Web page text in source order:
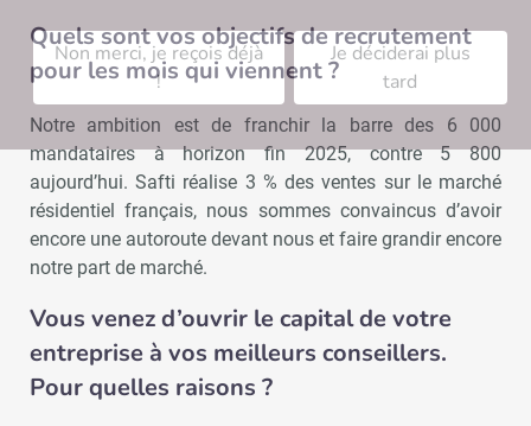
Quels sont vos objectifs de recrutement
pour les mois qui viennent ?
Notre ambition est de franchir la barre des 6 000
mandataires à horizon fin 2025, contre 5 800
aujourd’hui. Safti réalise 3 % des ventes sur le marché
résidentiel français, nous sommes convaincus d’avoir
encore une autoroute devant nous et faire grandir encore
notre part de marché.
Vous venez d’ouvrir le capital de votre
entreprise à vos meilleurs conseillers.
Pour quelles raisons ?
Non merci, je reçois déjà
!
Je déciderai plus
tard